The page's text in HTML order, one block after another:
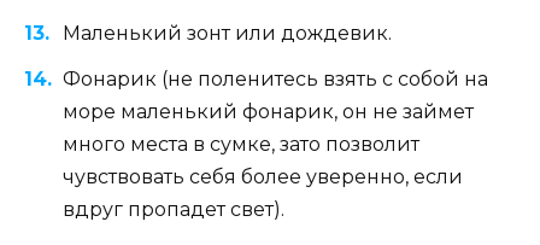
Маленький зонт или дождевик.
Фонарик (не поленитесь взять с собой на
море маленький фонарик, он не займет
много места в сумке, зато позволит
чувствовать себя более уверенно, если
вдруг пропадет свет).